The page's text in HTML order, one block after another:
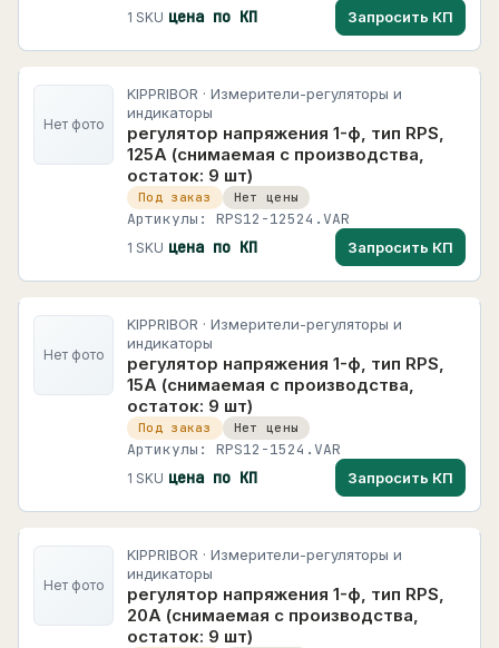
1 SKU цена по КП Запросить КП
Нет фото
KIPPRIBOR · Измерители-регуляторы и
индикаторы
регулятор напряжения 1-ф, тип RPS,
125А (снимаемая с производства,
остаток: 9 шт)
Под заказ Нет цены
Артикулы: RPS12-12524.VAR
1 SKU цена по КП Запросить КП
Нет фото
KIPPRIBOR · Измерители-регуляторы и
индикаторы
регулятор напряжения 1-ф, тип RPS,
15А (снимаемая с производства,
остаток: 9 шт)
Под заказ Нет цены
Артикулы: RPS12-1524.VAR
1 SKU цена по КП Запросить КП
Нет фото
KIPPRIBOR · Измерители-регуляторы и
индикаторы
регулятор напряжения 1-ф, тип RPS,
20А (снимаемая с производства,
остаток: 9 шт)